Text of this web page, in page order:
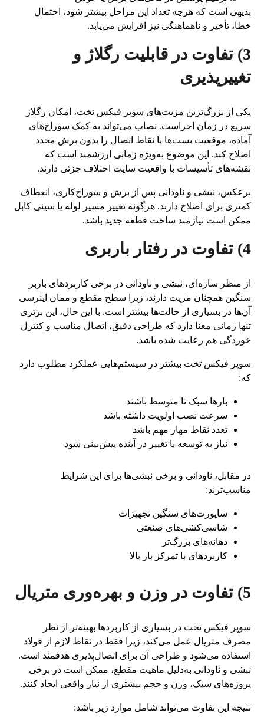
بدیهی است که هرچه تعداد این مراحل بیشتر شود، احتمال
خطا، تأخیر و ناهماهنگی نیز افزایش می‌یابد.
3) تفاوت در قابلیت رگلاژ و
تغییرپذیری
یکی از بزرگ‌ترین مزیت‌های سوپر فیکس تخت، امکان رگلاژ
سریع در زمان اجراست. نصاب می‌تواند به کمک سوراخ‌های
آماده، موقعیت بست‌ها یا نقاط اتصال را بدون برش مجدد
اصلاح کند. این موضوع به‌ویژه زمانی ارزشمند است که
نقشه‌های تأسیسات با واقعیت سایت اختلاف جزئی دارند.
برعکس، نبشی و ناودانی پس از برش و سوراخ‌کاری، انعطاف
کمتری برای اصلاح دارند. هرگونه تغییر مسیر لوله یا سینی کابل
ممکن است نیازمند ساخت قطعه جدید باشد.
4) تفاوت در رفتار باربری
از منظر سازه‌ای، نبشی و ناودانی در برخی کاربردهای باربر
سنگین همچنان مزیت دارند، زیرا سطح مقطع و ممان اینرسی
آن‌ها در بسیاری از حالت‌ها بیشتر است. با این حال، این برتری
تنها زمانی معنا دارد که طراحی دقیق، اتصال مناسب و کنترل
خوردگی هم رعایت شده باشد.
سوپر فیکس تخت بیشتر در سیستم‌هایی عملکرد مطلوب دارد
که:
بارها سبک تا متوسط باشند
سرعت نصب اولویت داشته باشد
تعدد نقاط مهار مهم باشد
نیاز به توسعه یا تغییر در آینده پیش‌بینی شود
در مقابل، ناودانی و برخی نبشی‌ها برای این شرایط
مناسب‌ترند:
ساپورت‌های سنگین تجهیزات
شاسی‌کشی‌های صنعتی
دهانه‌های بزرگ‌تر
کاربردهای با تمرکز بار بالا
5) تفاوت در وزن و بهره‌وری متریال
سوپر فیکس تخت در بسیاری از کاربردها بهینه‌تر از نظر
مصرف متریال عمل می‌کند، زیرا فقط در نقاط لازم از فولاد
استفاده می‌شود و طراحی آن برای اتصال‌پذیری هدفمند است.
نبشی و ناودانی به‌دلیل ماهیت مقطع، ممکن است در برخی
پروژه‌های سبک، وزن و حجم بیشتری از نیاز واقعی ایجاد کنند.
نتیجه این تفاوت می‌تواند شامل موارد زیر باشد: